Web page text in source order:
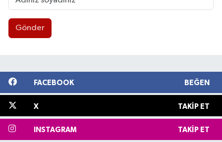
Gönder
FACEBOOK BEĞEN
X TAKIP ET
INSTAGRAM TAKIP ET